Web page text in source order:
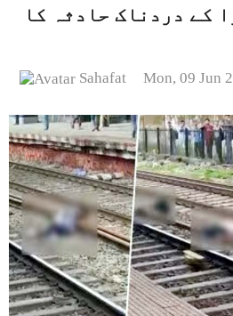
کے دردناک حادثہ کا
Sahafat Mon, 09 Jun